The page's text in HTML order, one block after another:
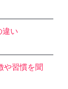
違い
や習慣を聞